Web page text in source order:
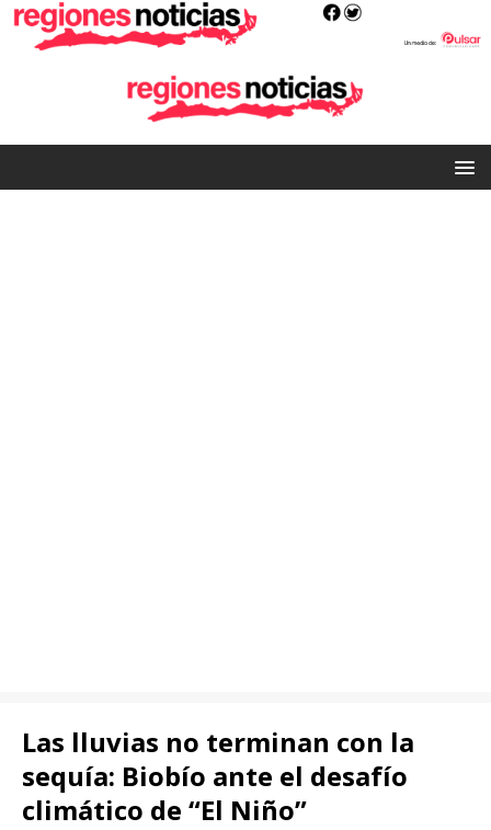
Las lluvias no terminan con la
sequía: Biobío ante el desafío
climático de “El Niño”